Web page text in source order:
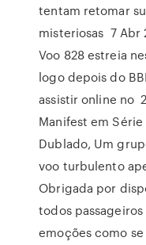
tentam retomar
misteriosas 7 Abr
Voo 828 estreia
logo depois do
assistir online no
Manifest em
Dublado, Um
voo turbulento
Obrigada por
todos
emoções como